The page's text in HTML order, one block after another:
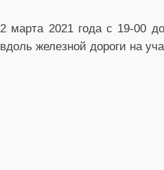
2 марта 2021 года с 19-00
вдоль железной дороги на